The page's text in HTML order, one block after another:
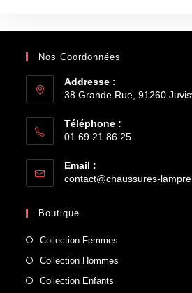
Nos Coordonnées
Addresse :
38 Grande Rue, 91260
Téléphone :
01 69 21 86 25
Email :
contact@chaussures-
Boutique
Collection Femmes
Collection Hommes
Collection Enfants